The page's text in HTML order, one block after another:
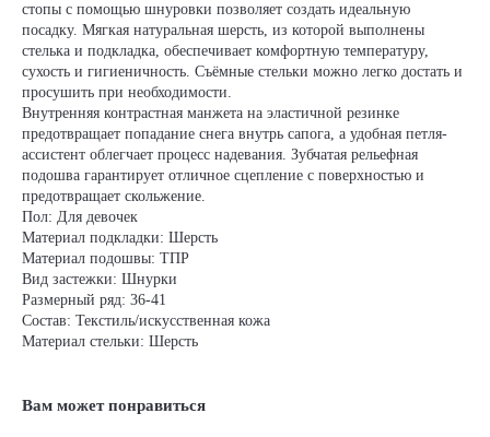
стопы с помощью шнуровки позволяет создать идеальную
посадку. Мягкая натуральная шерсть, из которой выполнены
стелька и подкладка, обеспечивает комфортную температуру,
сухость и гигиеничность. Съёмные стельки можно легко достать и
просушить при необходимости.
Внутренняя контрастная манжета на эластичной резинке
предотвращает попадание снега внутрь сапога, а удобная петля-
ассистент облегчает процесс надевания. Зубчатая рельефная
подошва гарантирует отличное сцепление с поверхностью и
предотвращает скольжение.
Пол: Для девочек
Материал подкладки: Шерсть
Материал подошвы: ТПР
Вид застежки: Шнурки
Размерный ряд: 36-41
Состав: Текстиль/искусственная кожа
Материал стельки: Шерсть
Вам может понравиться